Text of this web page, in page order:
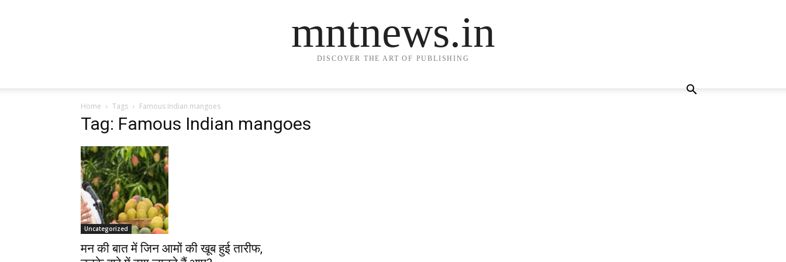
mntnews.in
DISCOVER THE ART OF PUBLISHING
Home Tags Famous Indian mangoes
Tag: Famous Indian mangoes
Uncategorized
मन की बात में जिन आमों की खूब हुई तारीफ,